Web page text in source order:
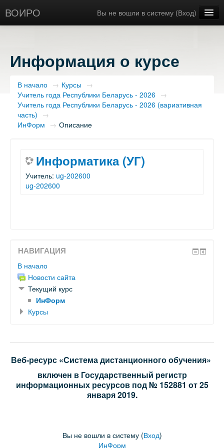
ВОИРО Вы не вошли в систему (Вход)
Информация о курсе
В начало → Курсы →
Учитель года Республики Беларусь - 2026 →
Учитель года Республики Беларусь - 2026 (вариативная
часть) →
ИнФорм → Описание
Информатика (УГ)
Учитель: ug-202600
ug-202600
НАВИГАЦИЯ
В начало
Новости сайта
Текущий курс
ИнФорм
Курсы
Веб-ресурс «Система дистанционного обучения»
включен в Государственный регистр
информационных ресурсов под № 152881 от 25
января 2019.
Вы не вошли в систему (Вход)
ИнФорм